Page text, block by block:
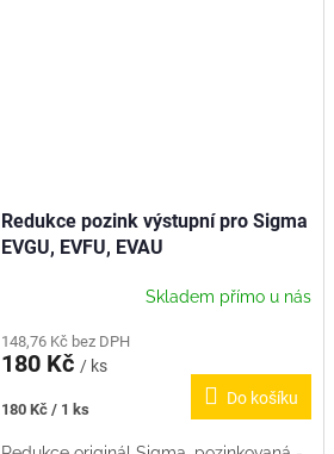
Redukce pozink výstupní pro Sigma
EVGU, EVFU, EVAU
Skladem přímo u nás
148,76 Kč bez DPH
180 Kč / ks
Měrná
180 Kč / 1 ks
Do košíku